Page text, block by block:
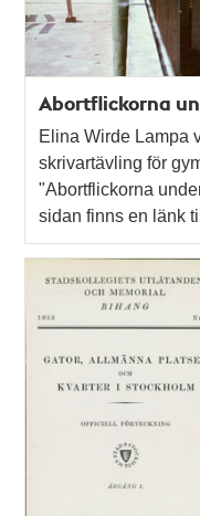
Abortflickorna
Elina Wirde Lampa
skrivartävling för
"Abortflickorna
sidan finns en länk